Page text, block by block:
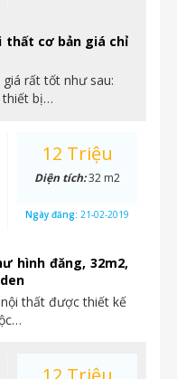
thất cơ bản giá chỉ
rất tốt như sau:
thiết bị…
hình đăng, 32m2,
thất được thiết kế
12 Triệu
Diện tích:32 m2
Ngày đăng: 21-02-2019